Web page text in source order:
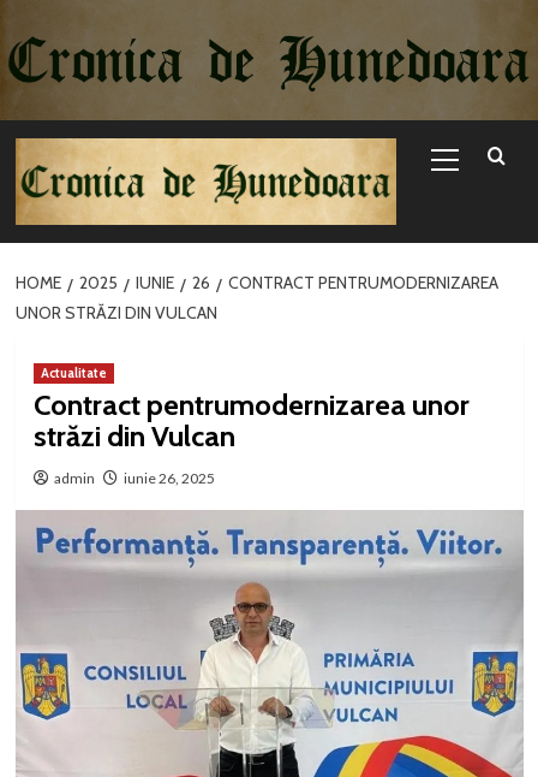
la
conținut
Menu
HOME 2025 IUNIE 26
CONTRACT PENTRUMODERNIZAREA
UNOR STRĂZI DIN VULCAN
Actualitate
Contract pentrumodernizarea unor
străzi din Vulcan
admin iunie 26, 2025